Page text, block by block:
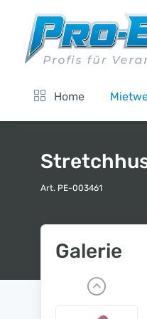
Home
Art. PE-003461
Galerie
P
r